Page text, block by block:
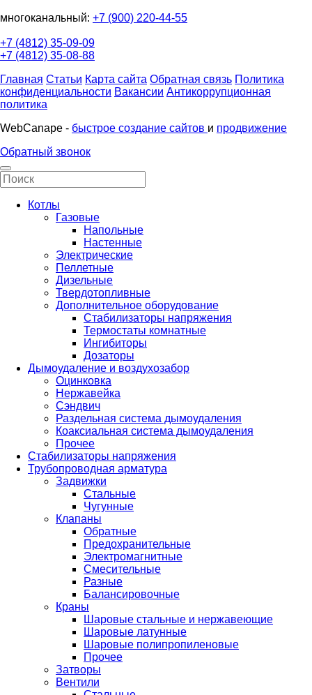
многоканальный: +7 (900) 220-44-55
+7 (4812) 35-09-09
+7 (4812) 35-08-88
Главная Статьи Карта сайта Обратная связь Политика
конфиденциальности Вакансии Антикоррупционная
политика
WebCanape - быстрое создание сайтов и продвижение
Обратный звонок
Котлы
Газовые
Напольные
Настенные
Электрические
Пеллетные
Дизельные
Твердотопливные
Дополнительное оборудование
Стабилизаторы напряжения
Термостаты комнатные
Ингибиторы
Дозаторы
Дымоудаление и воздухозабор
Оцинковка
Нержавейка
Сэндвич
Раздельная система дымоудаления
Коаксиальная система дымоудаления
Прочее
Стабилизаторы напряжения
Трубопроводная арматура
Задвижки
Стальные
Чугунные
Клапаны
Обратные
Предохранительные
Электромагнитные
Смесительные
Разные
Балансировочные
Краны
Шаровые стальные и нержавеющие
Шаровые латунные
Шаровые полипропиленовые
Прочее
Затворы
Вентили